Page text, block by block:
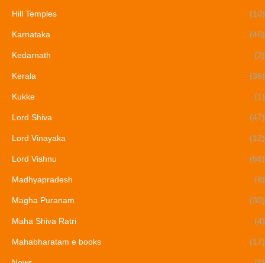
Hill Temples (10)
Karnataka (46)
Kedarnath (2)
Kerala (36)
Kukke (1)
Lord Shiva (47)
Lord Vinayaka (12)
Lord Vishnu (56)
Madhyapradesh (8)
Magha Puranam (30)
Maha Shiva Ratri (4)
Mahabharatam e books (17)